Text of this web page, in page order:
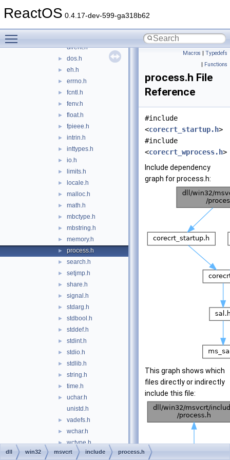
ReactOS 0.4.17-dev-599-ga318b62
crtdefs.h
dirent.h
► dos.h
► eh.h
► errno.h
► fcntl.h
► fenv.h
► float.h
► fpieee.h
► intrin.h
► inttypes.h
► io.h
► limits.h
► locale.h
► malloc.h
► math.h
► mbctype.h
► mbstring.h
► memory.h
► process.h
► search.h
► setjmp.h
► share.h
► signal.h
► stdarg.h
► stdbool.h
► stddef.h
► stdint.h
► stdio.h
► stdlib.h
► string.h
► time.h
►
uchar.h
unistd.h
► vadefs.h
► wchar.h
► wctype.h
► reactos
Macros | Typedefs
| Functions
process.h File
Reference
#include
<corecrt_startup.h>
#include
<corecrt_wprocess.h>
Include dependency
graph for process.h:
This graph shows which
files directly or indirectly
include this file:
dll win32 msvcrt include process.h